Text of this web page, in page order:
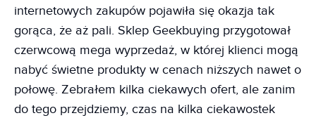
internetowych zakupów pojawiła się okazja tak
gorąca, że aż pali. Sklep Geekbuying przygotował
czerwcową mega wyprzedaż, w której klienci mogą
nabyć świetne produkty w cenach niższych nawet o
połowę. Zebrałem kilka ciekawych ofert, ale zanim
do tego przejdziemy, czas na kilka ciekawostek